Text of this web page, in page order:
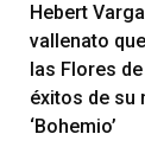
Hebert
vallenato
las Flores
éxitos de su
‘Bohemio’